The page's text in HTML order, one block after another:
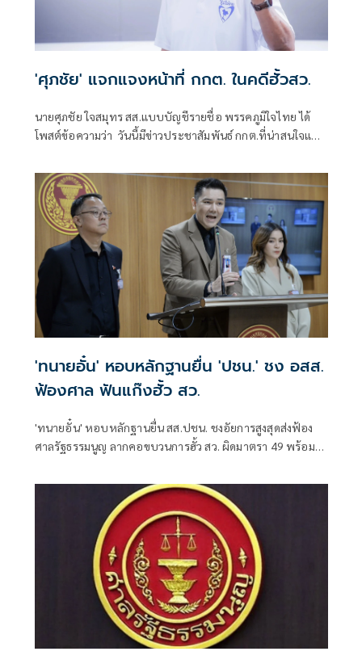
'ศุภชัย' แจกแจงหน้าที่ กกต. ในคดีฮั้วสว.
นายศุภชัย ใจสมุทร สส.แบบบัญชีรายชื่อ พรรคภูมิใจไทย ได้
โพสต์ข้อความว่า วันนี้มีข่าวประชาสัมพันธ์ กกต.ที่น่าสนใจและ
'ทนายอั๋น' หอบหลักฐานยื่น 'ปชน.' ชง อสส.
ฟ้องศาล ฟันแก๊งฮั้ว สว.
'ทนายอั๋น' หอบหลักฐานยื่น สส.ปชน. ชงอัยการสูงสุดส่งฟ้อง
ศาลรัฐธรรมนูญ ลากคอขบวนการฮั้ว สว. ผิดมาตรา 49 พร้อม